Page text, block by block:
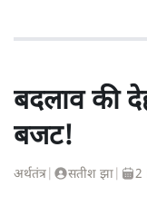
बदलाव की
बजट!
अर्थतंत्र सतीश झा 2